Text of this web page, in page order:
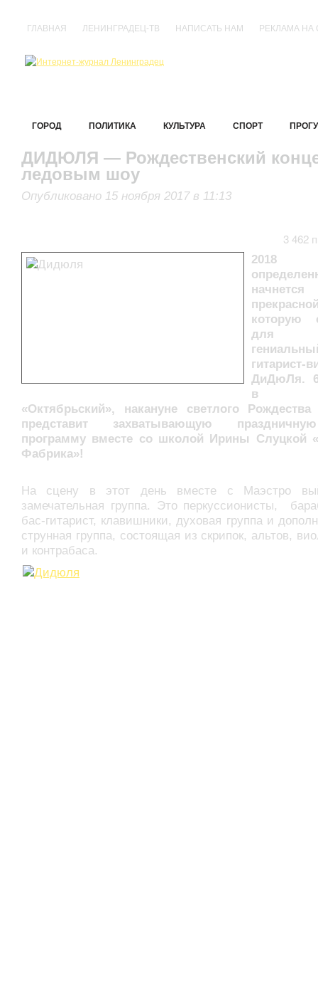
ГЛАВНАЯ ЛЕНИНГРАДЕЦ-ТВ НАПИСАТЬ НАМ РЕКЛАМА НА
ГОРОД ПОЛИТИКА КУЛЬТУРА СПОРТ
ДИДЮЛЯ — Рождественский
ледовым шоу
Опубликовано 15 ноября 2017 в 11:13
3 462
2018
которую
для
гитарист-
ДиДюЛя.
в
«Октябрьский», накануне светлого Рождества
представит захватывающую
программу вместе со школой Ирины Слуцкой
Фабрика»!
На сцену в этот день вместе с Маэстро
замечательная группа. Это перкуссионисты,
бас-гитарист, клавишники, духовая группа и
струнная группа, состоящая из скрипок, альтов,
и контрабаса.